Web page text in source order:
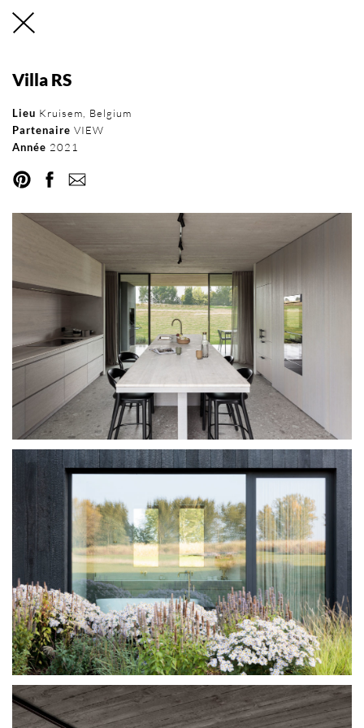
Villa RS
Lieu Kruisem, Belgium
Partenaire VIEW
Année 2021
Réseau international
DEVENEZ PARTENAIRE
PROJECTS
À PROPOS
TÉLÉCHARGEMENTS
DEVENEZ PARTENAIRE
CONTACT FRANCE
DIMOS@ORAMAMINIMALFRAMES.COM
+30 6947567344
LOGIN